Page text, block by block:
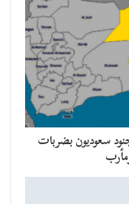
سعوديون بضربات